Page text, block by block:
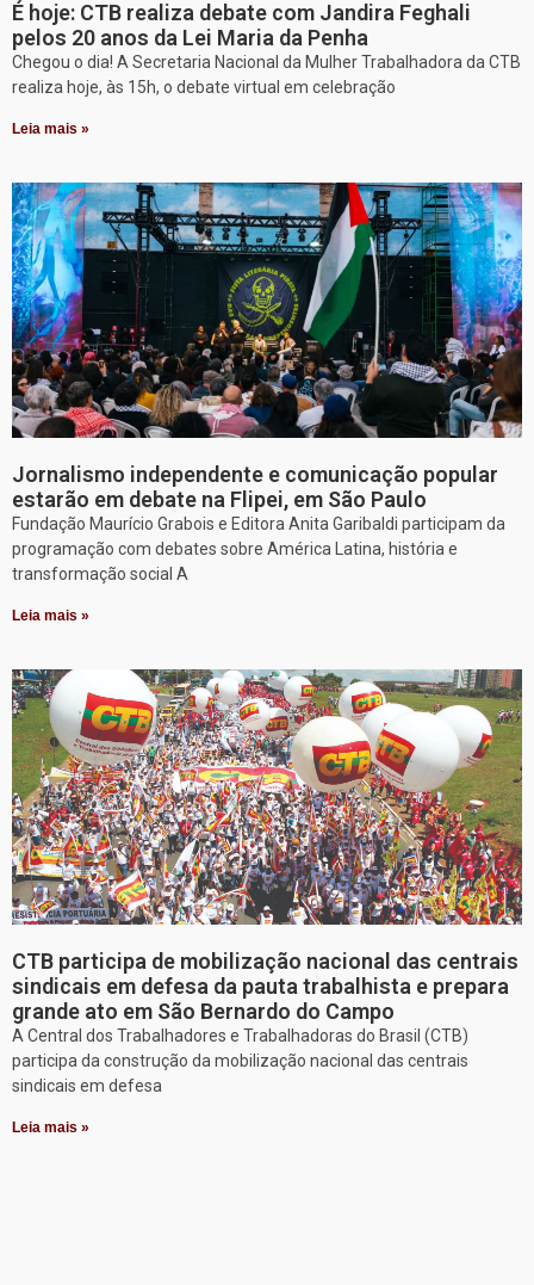
É hoje: CTB realiza debate com Jandira Feghali
pelos 20 anos da Lei Maria da Penha
Chegou o dia! A Secretaria Nacional da Mulher Trabalhadora da CTB
realiza hoje, às 15h, o debate virtual em celebração
Leia mais »
Jornalismo independente e comunicação popular
estarão em debate na Flipei, em São Paulo
Fundação Maurício Grabois e Editora Anita Garibaldi participam da
programação com debates sobre América Latina, história e
transformação social A
Leia mais »
CTB participa de mobilização nacional das centrais
sindicais em defesa da pauta trabalhista e prepara
grande ato em São Bernardo do Campo
A Central dos Trabalhadores e Trabalhadoras do Brasil (CTB)
participa da construção da mobilização nacional das centrais
sindicais em defesa
Leia mais »